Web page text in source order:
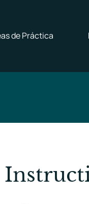
de Práctica